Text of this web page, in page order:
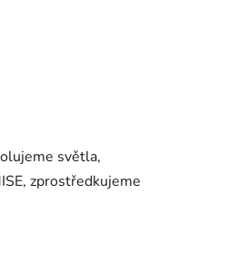
světla,
zprostředkujeme